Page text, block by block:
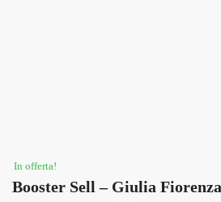
In offerta!
Booster Sell – Giulia Fiorenza